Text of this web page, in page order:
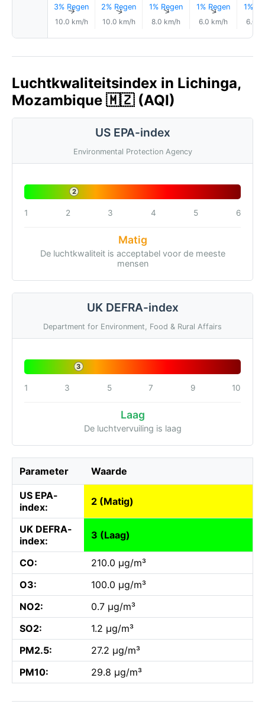
3% Regen
↑
10.0 km/h
2% Regen
↑
10.0 km/h
1% Regen
↑
8.0 km/h
1% Regen
↑
6.0 km/h
1%
6.0
Luchtkwaliteitsindex in Lichinga,
Mozambique 🇲🇿 (AQI)
US EPA-index
Environmental Protection Agency
2
1 2 3 4 5 6
Matig
De luchtkwaliteit is acceptabel voor de meeste
mensen
UK DEFRA-index
Department for Environment, Food & Rural Affairs
3
1 3 5 7 9 10
Laag
De luchtvervuiling is laag
Parameter Waarde
US EPA-
index:
2 (Matig)
UK DEFRA-
index:
3 (Laag)
CO:
210.0 µg/m³
O3:
100.0 µg/m³
NO2:
0.7 µg/m³
SO2:
1.2 µg/m³
PM2.5:
27.2 µg/m³
PM10:
29.8 µg/m³